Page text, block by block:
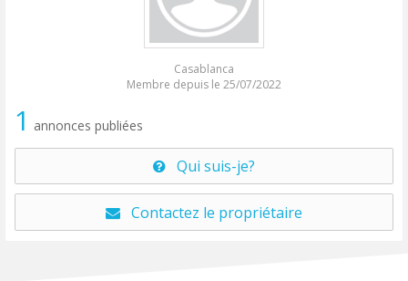
Casablanca
Membre depuis le 25/07/2022
1 annonces publiées
Qui suis-je?
Contactez le propriétaire